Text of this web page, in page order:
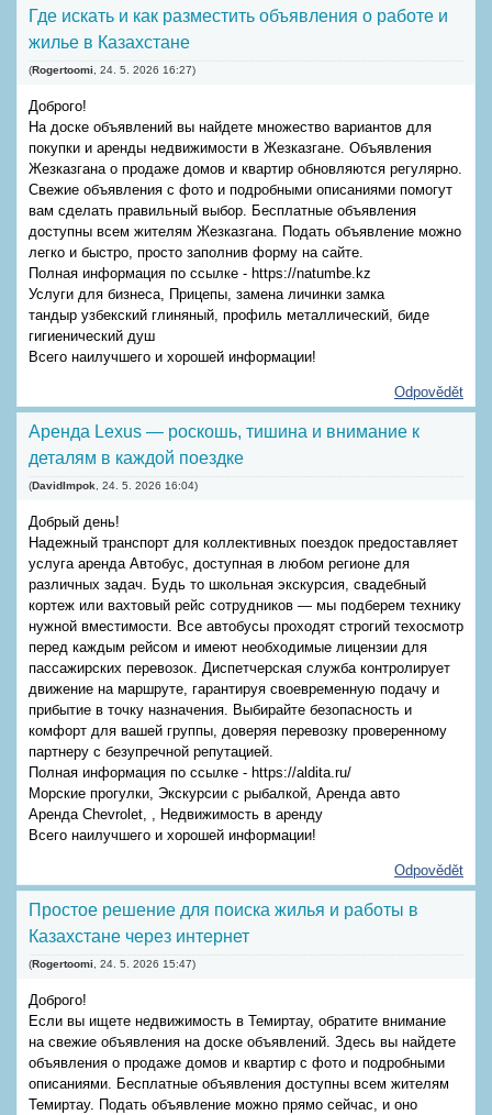
Где искать и как разместить объявления о работе и
жилье в Казахстане
(Rogertoomi 24. 5. 2026 16:27)
Доброго!
На доске объявлений вы найдете множество вариантов для
покупки и аренды недвижимости в Жезказгане. Объявления
Жезказгана о продаже домов и квартир обновляются регулярно.
Свежие объявления с фото и подробными описаниями помогут
вам сделать правильный выбор. Бесплатные объявления
доступны всем жителям Жезказгана. Подать объявление можно
легко и быстро, просто заполнив форму на сайте.
Полная информация по ссылке - https://natumbe.kz
Услуги для бизнеса, Прицепы, замена личинки замка
тандыр узбекский глиняный, профиль металлический, биде
гигиенический душ
Всего наилучшего и хорошей информации!
Odpovědět
Аренда Lexus — роскошь, тишина и внимание к
деталям в каждой поездке
(DavidImpok 24. 5. 2026 16:04)
Добрый день!
Надежный транспорт для коллективных поездок предоставляет
услуга аренда Автобус, доступная в любом регионе для
различных задач. Будь то школьная экскурсия, свадебный
кортеж или вахтовый рейс сотрудников — мы подберем технику
нужной вместимости. Все автобусы проходят строгий техосмотр
перед каждым рейсом и имеют необходимые лицензии для
пассажирских перевозок. Диспетчерская служба контролирует
движение на маршруте, гарантируя своевременную подачу и
прибытие в точку назначения. Выбирайте безопасность и
комфорт для вашей группы, доверяя перевозку проверенному
партнеру с безупречной репутацией.
Полная информация по ссылке - https://aldita.ru/
Морские прогулки, Экскурсии с рыбалкой, Аренда авто
Аренда Chevrolet, , Недвижимость в аренду
Всего наилучшего и хорошей информации!
Odpovědět
Простое решение для поиска жилья и работы в
Казахстане через интернет
(Rogertoomi 24. 5. 2026 15:47)
Доброго!
Если вы ищете недвижимость в Темиртау, обратите внимание
на свежие объявления на доске объявлений. Здесь вы найдете
объявления о продаже домов и квартир с фото и подробными
описаниями. Бесплатные объявления доступны всем жителям
Темиртау. Подать объявление можно прямо сейчас, и оно